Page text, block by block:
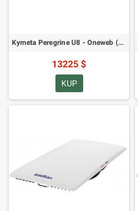
Kymeta Peregrine U8 - Oneweb (U8622-30323-0)
13225 $
KUP